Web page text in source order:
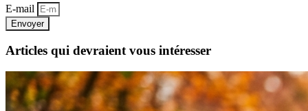
E-mail
Envoyer
Articles qui devraient vous intéresser